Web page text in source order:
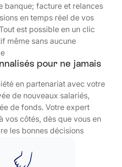
banque; facture et relances
en temps réel de vos
est possible en un clic
même sans aucune
pour ne jamais
en partenariat avec votre
de nouveaux salariés,
de fonds. Votre expert
vos côtés, dès que vous en
les bonnes décisions